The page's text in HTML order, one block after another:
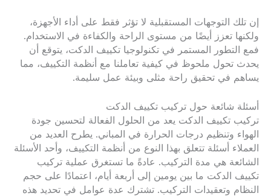
إن تلك التوجهات المستقبلية لا تؤثر فقط على أداء الأجهزة،
ولكنها تعزز أيضًا من مستوى الراحة والكفاءة في الاستخدام.
فمع التطور المستمر في تكنولوجيا تكييف الدكت، يتوقع أن
يحدث تحول ملحوظ في كيفية تعاملنا مع أنظمة التكييف، مما
يساهم في تحقيق راحة مثلى وبيئة عمل سليمة.
أسئلة شائعة حول تركيب تكييف الدكت
تركيب تكييف الدكت يعد من الحلول الفعالة لتحسين جودة
الهواء وتنظيم درجات الحرارة في المباني. يطرح العديد من
العملاء أسئلة تتعلق بهذا النوع من أنظمة التكييف، وأحد الأسئلة
الشائعة هي مدة التركيب. عادةً ما تستغرق عملية تركيب
تكييف الدكت ما بين يومين إلى أربعة أيام، اعتمادًا على حجم
النظام وتعقيدات التركيب. تشترك عدة عوامل في تحديد هذه